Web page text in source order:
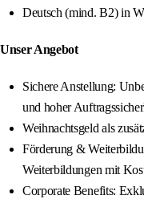
Deutsch (mind. B2) in
Unser Angebot
Sichere Anstellung:
und hoher
Weihnachtsgeld als
Förderung &
Weiterbildungen mit
Corporate Benefits: